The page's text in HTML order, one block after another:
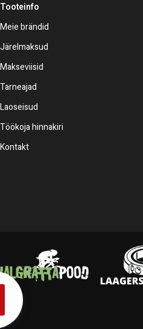
Tooteinfo
Meie brändid
Järelmaksud
Makseviisid
Tarneajad
Laoseisud
Töökoja hinnakiri
Kontakt